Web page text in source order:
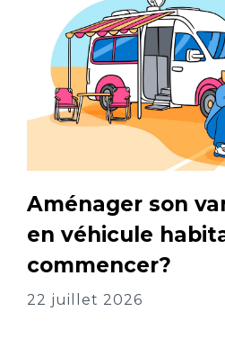
Aménager son
en véhicule
commencer?
22 juillet 2026